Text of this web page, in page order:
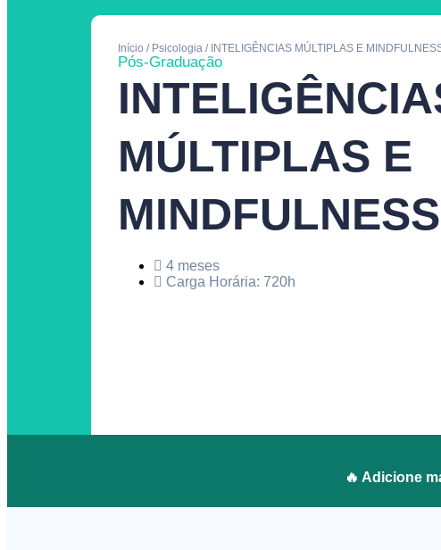
Início / Psicologia / INTELIGÊNCIAS MÚLTIPLAS E
Pós-Graduação
MÚLTIPLAS E
MINDFULNESS
4 meses
Carga Horária: 720h
🔥 Adicione